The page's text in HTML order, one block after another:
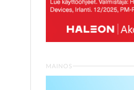
MAINOS